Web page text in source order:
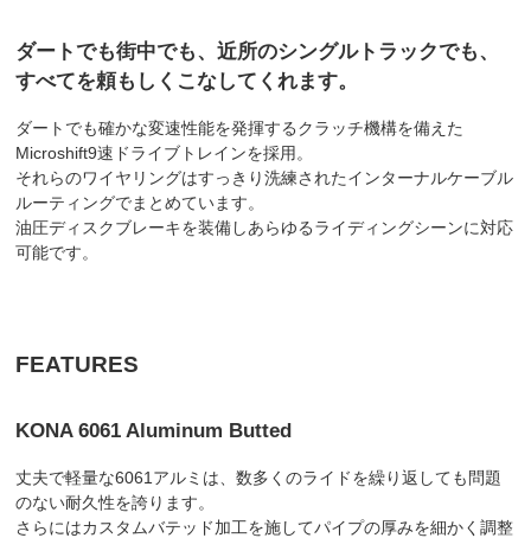
ダートでも街中でも、近所のシングルトラックでも、
すべてを頼もしくこなしてくれます。
ダートでも確かな変速性能を発揮するクラッチ機構を備えた
Microshift9速ドライブトレインを採用。
それらのワイヤリングはすっきり洗練されたインターナルケーブル
ルーティングでまとめています。
油圧ディスクブレーキを装備しあらゆるライディングシーンに対応
可能です。
FEATURES
KONA 6061 Aluminum Butted
丈夫で軽量な6061アルミは、数多くのライドを繰り返しても問題
のない耐久性を誇ります。
さらにはカスタムバテッド加工を施してパイプの厚みを細かく調整